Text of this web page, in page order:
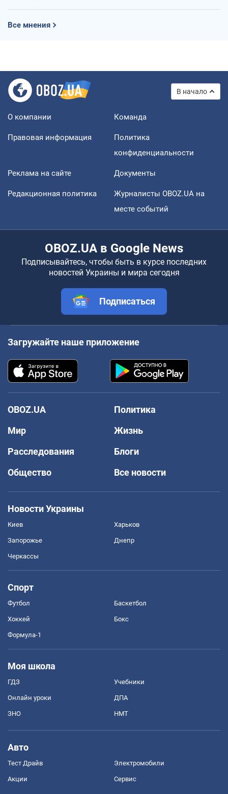
Все мнения
В начало
О компании Команда
Правовая информация
Политика
конфиденциальности
Реклама на сайте Документы
Редакционная политика
Журналисты OBOZ.UA на
месте событий
OBOZ.UA в Google News
Подписывайтесь, чтобы быть в курсе последних
новостей Украины и мира сегодня
Подписаться
Загружайте наше приложение
OBOZ.UA
Политика
Мир
Жизнь
Расследования
Блоги
Общество
Все новости
Новости Украины
Киев Харьков
Запорожье Днепр
Черкассы
Спорт
Футбол Баскетбол
Хоккей Бокс
Формула-1
Моя школа
ГДЗ Учебники
Онлайн уроки ДПА
ЗНО НМТ
Авто
Тест Драйв Электромобили
Акции Сервис